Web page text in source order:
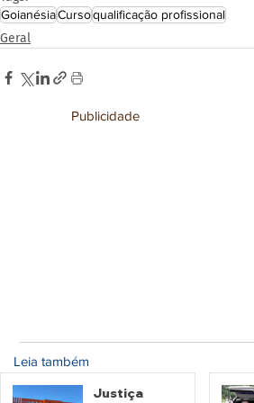
GoianésiaCursoqualificação profissional
Geral
Publicidade
Leia também
Justiça